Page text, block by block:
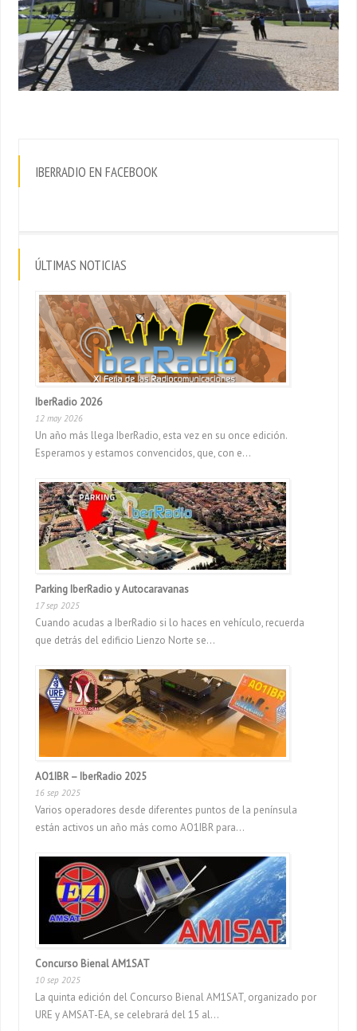
IBERRADIO EN FACEBOOK
ÚLTIMAS NOTICIAS
IberRadio 2026
12 may 2026
Un año más llega IberRadio, esta vez en su once edición.
Esperamos y estamos convencidos, que, con e...
Parking IberRadio y Autocaravanas
17 sep 2025
Cuando acudas a IberRadio si lo haces en vehículo, recuerda
que detrás del edificio Lienzo Norte se...
AO1IBR – IberRadio 2025
16 sep 2025
Varios operadores desde diferentes puntos de la península
están activos un año más como AO1IBR para...
Concurso Bienal AM1SAT
10 sep 2025
La quinta edición del Concurso Bienal AM1SAT, organizado por
URE y AMSAT-EA, se celebrará del 15 al...